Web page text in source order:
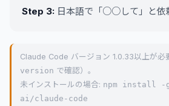
Step 3: 日本語で「○○して」と依
Claude Code バージョン 1.0.33以上が必
version で確認）。
未インストールの場合: npm install -
ai/claude-code